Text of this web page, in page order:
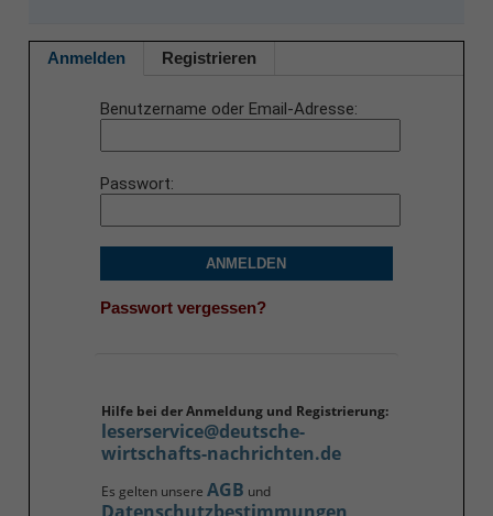
Anmelden Registrieren
Benutzername oder Email-Adresse
Passwort
ANMELDEN
Passwort vergessen?
Hilfe bei der Anmeldung und Registrierung:
leserservice@deutsche-
wirtschafts-nachrichten.de
Es gelten unsere AGB und